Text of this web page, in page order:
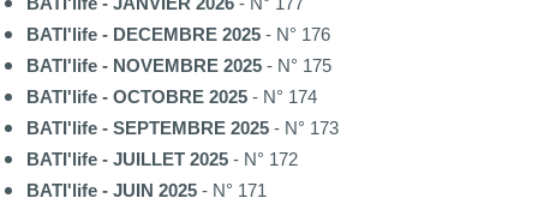
BATI'life - DECEMBRE 2025 - N° 176
BATI'life - NOVEMBRE 2025 - N° 175
BATI'life - OCTOBRE 2025 - N° 174
BATI'life - SEPTEMBRE 2025 - N° 173
BATI'life - JUILLET 2025 - N° 172
BATI'life - JUIN 2025 - N° 171